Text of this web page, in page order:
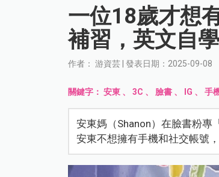
一位18歲才想
補習，英文自
作者： 游資芸 | 發表日期：2025-09-08
關鍵字：安東 、3C 、 臉書 、 IG 、手
安東媽（Shanon）在臉書粉專
安東不想擁有手機和社交帳號